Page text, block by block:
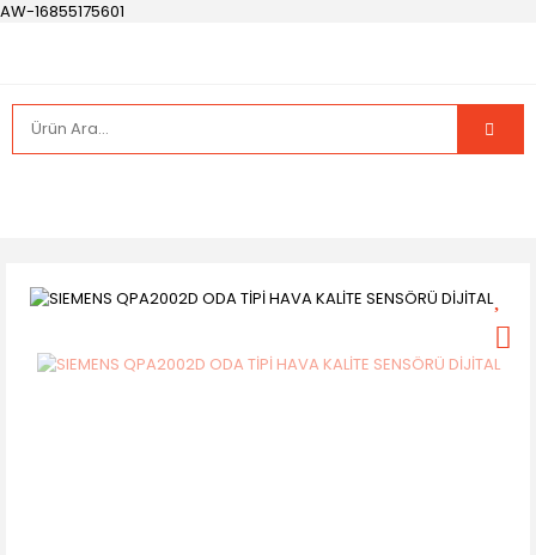
AW-16855175601